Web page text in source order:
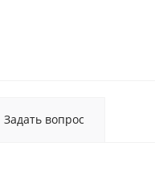
Задать вопрос